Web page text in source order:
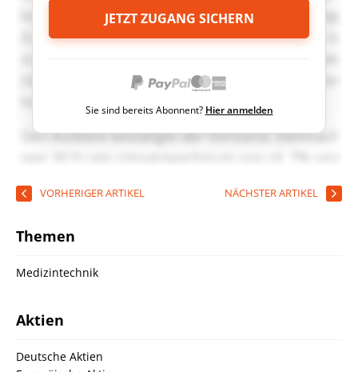
JETZT ZUGANG SICHERN
Sie sind bereits Abonnent? Hier anmelden
VORHERIGER ARTIKEL NÄCHSTER ARTIKEL
Themen
Medizintechnik
Aktien
Deutsche Aktien